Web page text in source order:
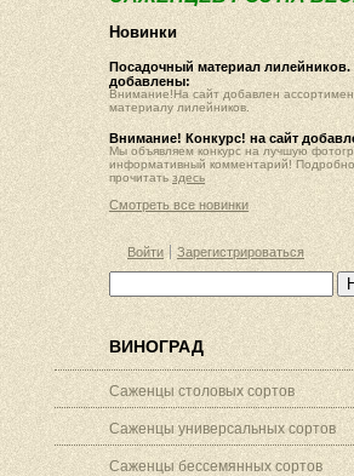
Новинки
Посадочный материал лилейников.
добавлены:
Внимание!На сайт добавлен
материалу лилейников.
Внимание! Конкурс! на сайт
Мы объявляем конкурс на лучшую
информативный комментарий!
прочитать здесь
Смотреть все новинки
Войти Зарегистрироваться
ВИНОГРАД
Саженцы столовых сортов
Саженцы универсальных сортов
Саженцы бессемянных сортов